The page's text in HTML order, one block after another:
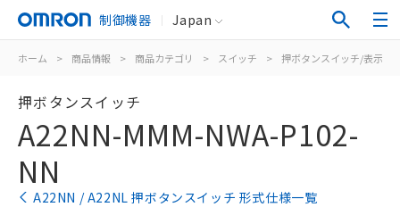
制御機器 Japan
ホーム > 商品情報 > 商品カテゴリ > スイッチ > 押ボタンスイッチ/表示灯
押ボタンスイッチ
A22NN-MMM-NWA-P102-
NN
A22NN / A22NL 押ボタンスイッチ 形式仕様一覧